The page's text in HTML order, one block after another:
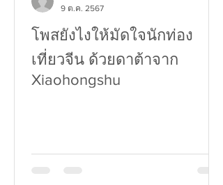
โพสยังไงให้มัดใจนักท่อง
เที่ยวจีน ด้วยดาต้าจาก
Xiaohongshu
9 ต.ค. 2567